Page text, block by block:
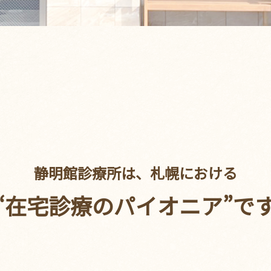
静明館診療所は、 札幌における
在宅診療のパイオニア”で